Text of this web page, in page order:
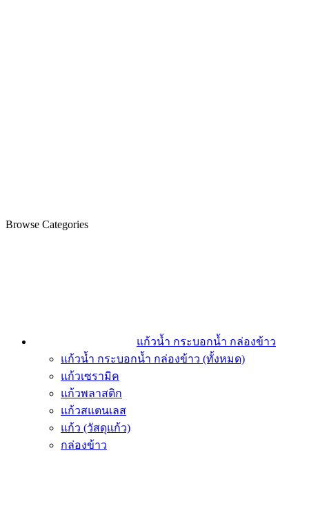
Browse Categories
แก้วน้ำ กระบอกน้ำ กล่องข้าว
แก้วน้ำ กระบอกน้ำ กล่องข้าว (ทั้งหมด)
แก้วเซรามิค
แก้วพลาสติก
แก้วสแตนเลส
แก้ว (วัสดุแก้ว)
กล่องข้าว